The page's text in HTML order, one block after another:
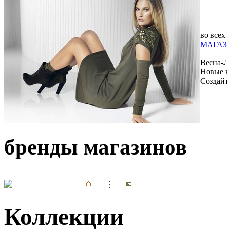
во всех
Весна-
Новые
бренды магазинов
Коллекции